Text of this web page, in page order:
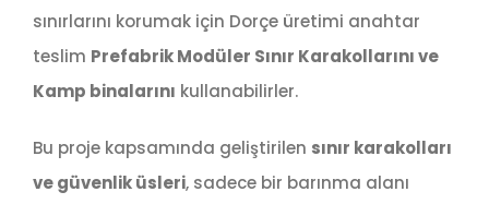
sınırlarını korumak için Dorçe üretimi anahtar
teslim Prefabrik Modüler Sınır Karakollarını ve
Kamp binalarını kullanabilirler.
Bu proje kapsamında geliştirilen sınır karakolları
ve güvenlik üsleri, sadece bir barınma alanı